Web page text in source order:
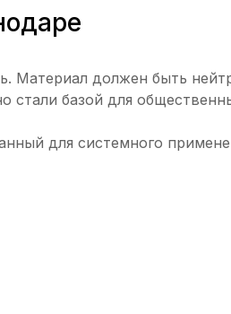
Материал должен быть
базой для
для системного